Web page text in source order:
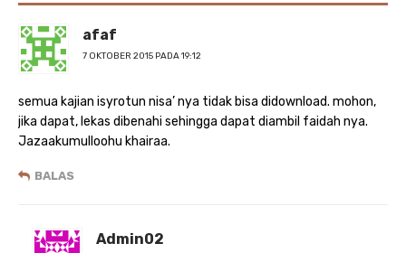
afaf
7 OKTOBER 2015 PADA 19:12
semua kajian isyrotun nisa’ nya tidak bisa didownload. mohon,
jika dapat, lekas dibenahi sehingga dapat diambil faidah nya.
Jazaakumulloohu khairaa.
BALAS
Admin02